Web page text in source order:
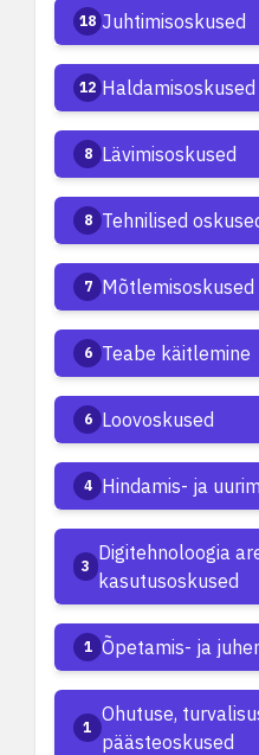
18 Juhtimisoskused
12 Haldamisoskused
8 Lävimisoskused
8 Tehnilised
7 Mõtlemisoskused
6 Teabe käitlemine
6 Loovoskused
4 Hindamis- ja
3
Digitehnoloogia
kasutusoskused
1 Õpetamis- ja
1
Ohutuse,
päästeoskused